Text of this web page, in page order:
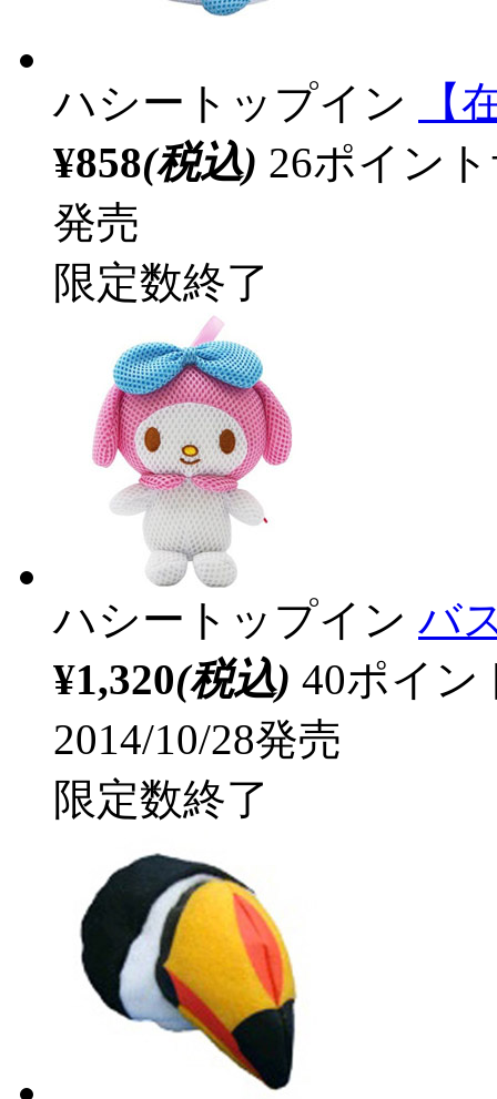
ハシートップイン
【
¥858(税込) 26ポイン
発売
限定数終了
ハシートップイン バ
¥1,320(税込) 40ポイ
2014/10/28発売
限定数終了